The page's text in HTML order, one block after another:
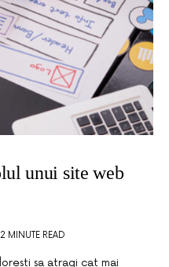
unui site web
2 MINUTE READ
sa atragi cat mai